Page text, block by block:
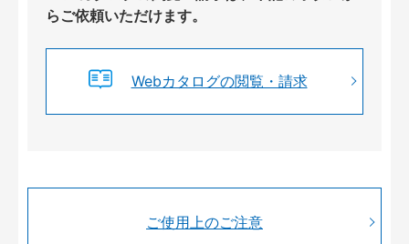
らご依頼いただけます。
Webカタログの閲覧・請求
ご使用上のご注意